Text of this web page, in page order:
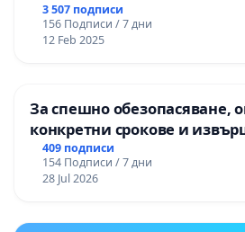
3 507 подписи
156 Подписи / 7 дни
12 Feb 2025
За спешно обезопасяване,
конкретни срокове и
цялостна рехабилитация на
републиканския път
„Тракия“ - гр. Ихтиман - с.
409 подписи
154 Подписи / 7 дни
28 Jul 2026